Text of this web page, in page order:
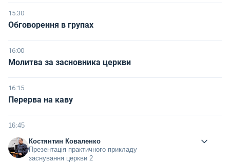
15:30
Обговорення в групах
16:00
Молитва за засновника церкви
16:15
Перерва на каву
16:45
Костянтин Коваленко
Презентація практичного прикладу
заснування церкви 2